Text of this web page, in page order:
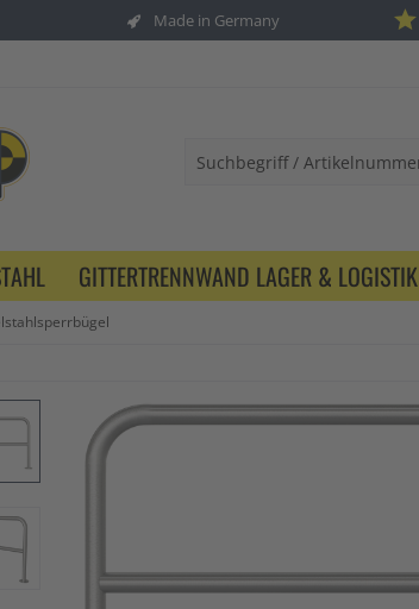
Made in Germany
GITTERTRENNWAND LAGER & LOGISTIK